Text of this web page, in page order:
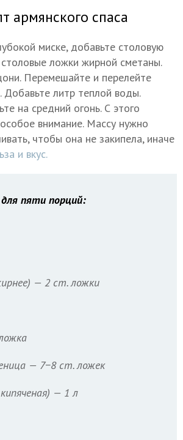
армянского спаса
миске, добавьте столовую
ложки жирной сметаны.
Перемешайте и перелейте
Добавьте литр теплой воды.
на средний огонь. С этого
внимание. Массу нужно
чтобы она не закипела, иначе
и вкус.
пяти порций:
— 2 ст. ложки
— 7−8 ст. ложек
— 1 л